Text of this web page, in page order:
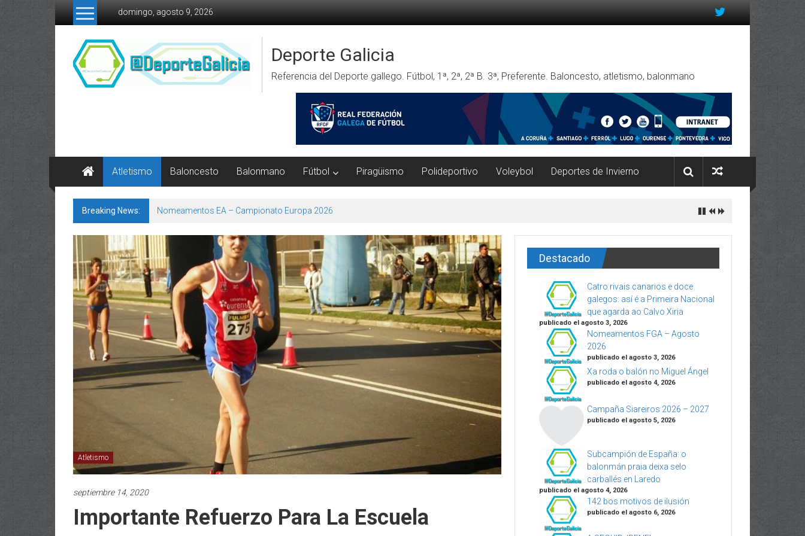
Skip to content
domingo, agosto 9, 2026
Deporte Galicia
Referencia del Deporte gallego. Fútbol, 1ª, 2ª, 2ª B. 3ª, Preferente. Baloncesto, atletismo, balonmano
Atletismo Baloncesto Balonmano Fútbol Piragüismo Polideportivo Voleybol Deportes de Invierno
Breaking News: Nomeamentos EA – Campionato Europa 2026
Atletismo
septiembre 14, 2020
Importante Refuerzo Para La Escuela
Destacado
Catro rivais canarios e doce
galegos: así é a Primeira Nacional
que agarda ao Calvo Xiria
publicado el agosto 3, 2026
Nomeamentos FGA – Agosto
2026
publicado el agosto 3, 2026
Xa roda o balón no Miguel Ángel
publicado el agosto 4, 2026
Campaña Siareiros 2026 – 2027
publicado el agosto 5, 2026
Subcampión de España: o
balonmán praia deixa selo
carballés en Laredo
publicado el agosto 4, 2026
142 bos motivos de ilusión
publicado el agosto 6, 2026